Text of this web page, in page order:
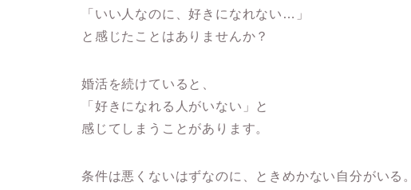
「いい人なのに、好きになれない…」
と感じたことはありませんか？
婚活を続けていると、
「好きになれる人がいない」と
感じてしまうことがあります。
条件は悪くないはずなのに、ときめかない自分がいる。